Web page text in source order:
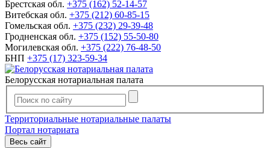
Брестская обл. +375 (162) 52-14-57
Витебская обл. +375 (212) 60-85-15
Гомельская обл. +375 (232) 29-39-48
Гродненская обл. +375 (152) 55-50-80
Могилевская обл. +375 (222) 76-48-50
БНП +375 (17) 323-59-34
Белорусская нотариальная палата
Территориальные нотариальные палаты
Портал нотариата
Весь сайт